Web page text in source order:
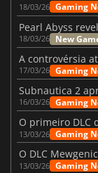
18/03/26 Gaming
18/03/26 New
17/03/26 Gaming
16/03/26 Gaming
13/03/26 Gaming
O DLC
13/03/26 Gaming